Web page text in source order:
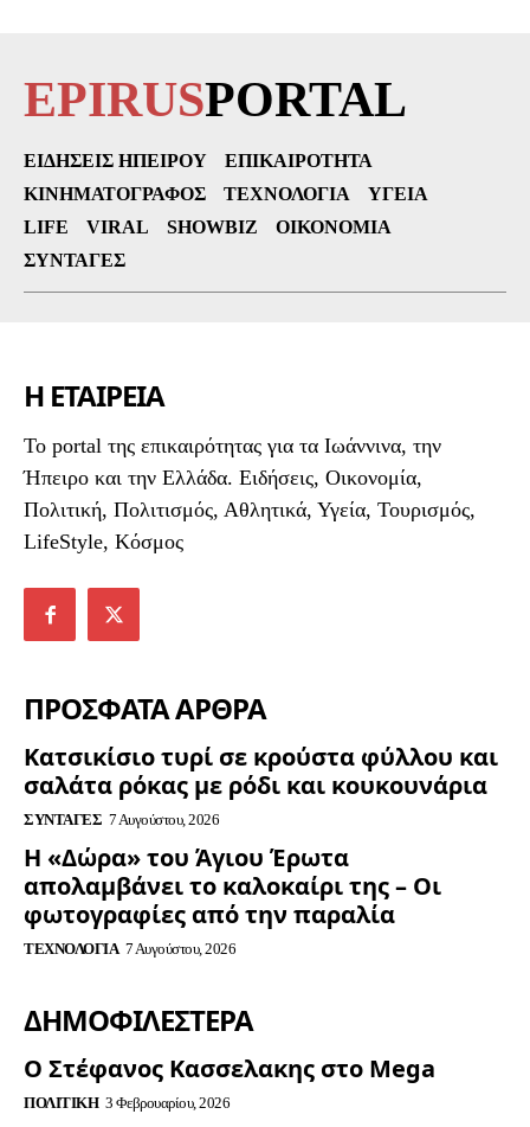
EPIRUSPORTAL
ΕΙΔΉΣΕΙΣ ΗΠΕΊΡΟΥ
ΕΠΙΚΑΙΡΌΤΗΤΑ
ΚΙΝΗΜΑΤΟΓΡΆΦΟΣ
ΤΕΧΝΟΛΟΓΊΑ
ΥΓΕΊΑ
LIFE
VIRAL SHOWBIZ
ΟΙΚΟΝΟΜΊΑ
ΣΥΝΤΑΓΈΣ
Η ΕΤΑΙΡΕΙΑ
To portal της επικαιρότητας για τα Ιωάννινα, την
Ήπειρο και την Ελλάδα. Ειδήσεις, Οικονομία,
Πολιτική, Πολιτισμός, Αθλητικά, Υγεία, Τουρισμός,
LifeStyle, Κόσμος
ΠΡΟΣΦΑΤΑ ΑΡΘΡΑ
Κατσικίσιο τυρί σε κρούστα φύλλου και
σαλάτα ρόκας με ρόδι και κουκουνάρια
ΣΥΝΤΑΓΈΣ 7 Αυγούστου, 2026
Η «Δώρα» του Άγιου Έρωτα
απολαμβάνει το καλοκαίρι της – Οι
φωτογραφίες από την παραλία
ΤΕΧΝΟΛΟΓΊΑ 7 Αυγούστου, 2026
ΔΗΜΟΦΙΛΈΣΤΕΡΑ
Ο Στέφανος Κασσελακης στο Mega
ΠΟΛΙΤΙΚΉ 3 Φεβρουαρίου, 2026